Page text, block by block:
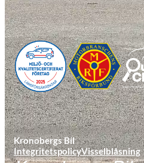
Kronobergs Bil
IntegritetspolicyVisselblåsning